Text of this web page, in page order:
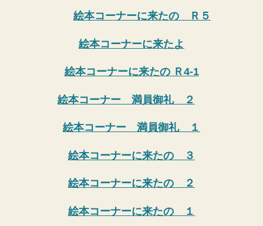
絵本コーナーに来たの Ｒ５
絵本コーナーに来たよ
絵本コーナーに来たの Ｒ4-1
絵本コーナー 満員御礼 ２
絵本コーナー 満員御礼 １
絵本コーナーに来たの ３
絵本コーナーに来たの ２
絵本コーナーに来たの １